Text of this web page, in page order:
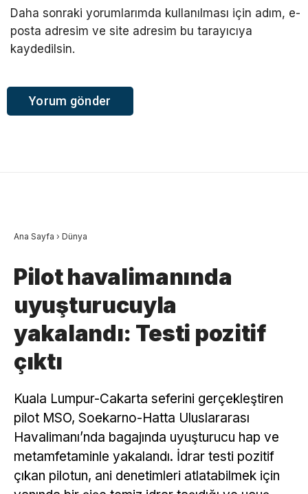
Daha sonraki yorumlarımda kullanılması için adım, e-
posta adresim ve site adresim bu tarayıcıya
kaydedilsin.
Ana Sayfa › Dünya
Pilot havalimanında
uyuşturucuyla
yakalandı: Testi pozitif
çıktı
Kuala Lumpur-Cakarta seferini gerçekleştiren
pilot MSO, Soekarno-Hatta Uluslararası
Havalimanı’nda bagajında uyuşturucu hap ve
metamfetaminle yakalandı. İdrar testi pozitif
çıkan pilotun, ani denetimleri atlatabilmek için